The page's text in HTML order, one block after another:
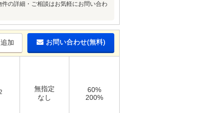
の詳細・ご相談はお気軽にお問い合わ
加 お問い合わせ(無料)
無指定
なし
60%
200%